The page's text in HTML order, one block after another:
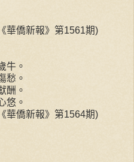
華僑新報》第1561期)
牛。
愁。
酬。
悠。
華僑新報》第1564期)